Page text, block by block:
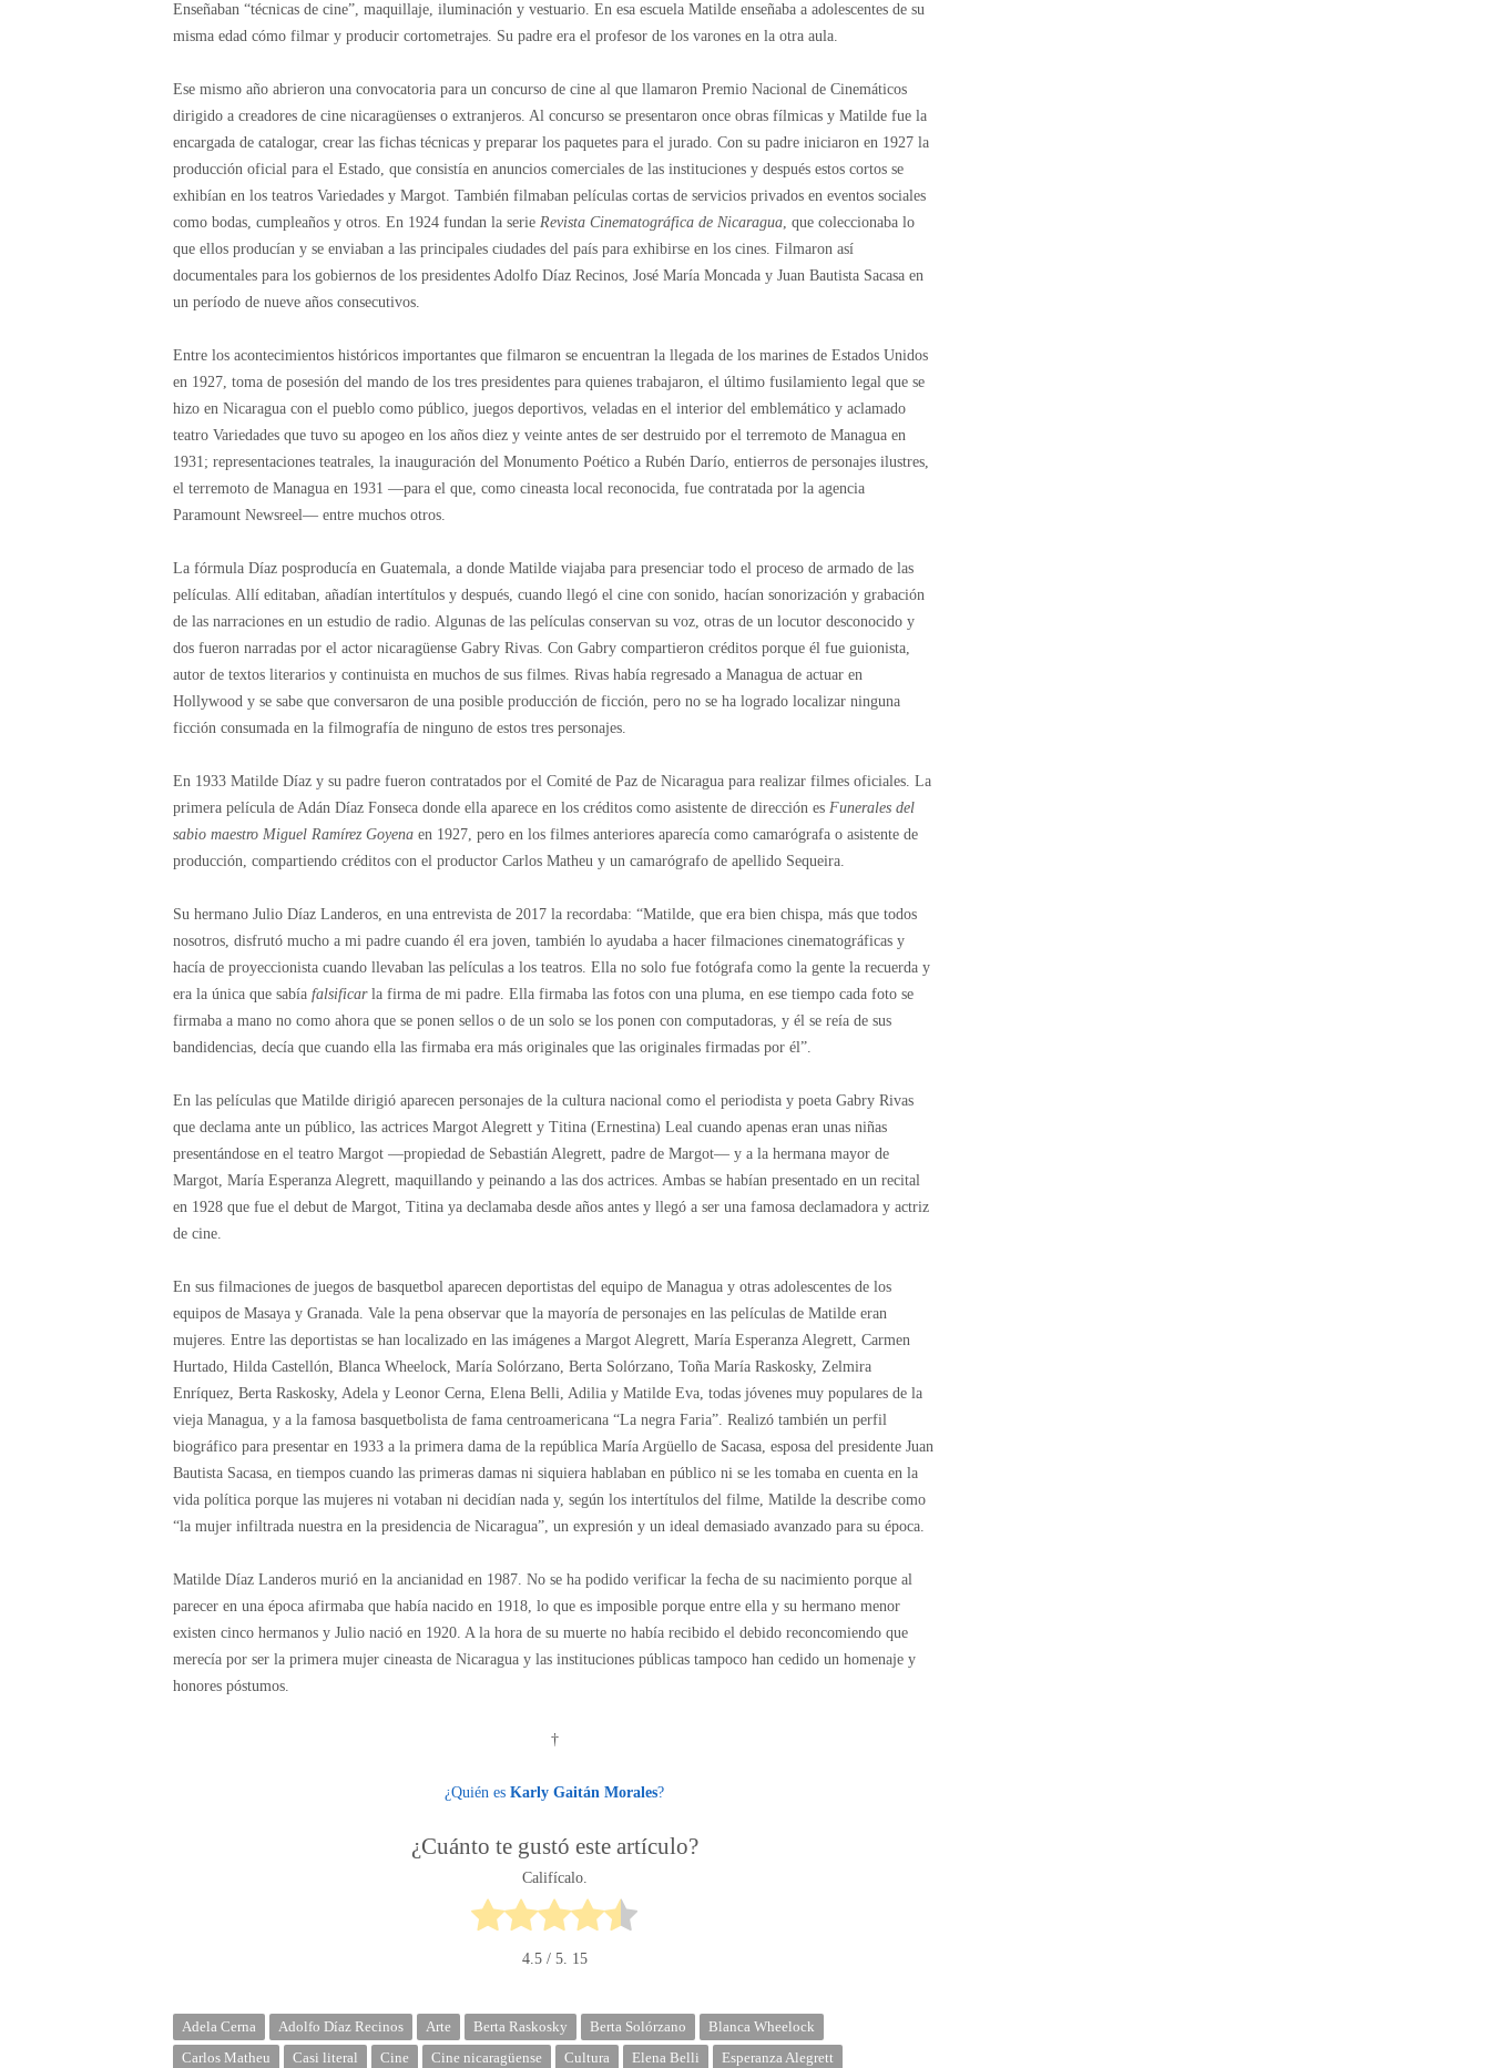
Enseñaban “técnicas de cine”, maquillaje, iluminación y vestuario. En esa escuela Matilde enseñaba a adolescentes de su
misma edad cómo filmar y producir cortometrajes. Su padre era el profesor de los varones en la otra aula.
Ese mismo año abrieron una convocatoria para un concurso de cine al que llamaron Premio Nacional de Cinemáticos
dirigido a creadores de cine nicaragüenses o extranjeros. Al concurso se presentaron once obras fílmicas y Matilde fue la
encargada de catalogar, crear las fichas técnicas y preparar los paquetes para el jurado. Con su padre iniciaron en 1927 la
producción oficial para el Estado, que consistía en anuncios comerciales de las instituciones y después estos cortos se
exhibían en los teatros Variedades y Margot. También filmaban películas cortas de servicios privados en eventos sociales
como bodas, cumpleaños y otros. En 1924 fundan la serie Revista Cinematográfica de Nicaragua, que coleccionaba lo
que ellos producían y se enviaban a las principales ciudades del país para exhibirse en los cines. Filmaron así
documentales para los gobiernos de los presidentes Adolfo Díaz Recinos, José María Moncada y Juan Bautista Sacasa en
un período de nueve años consecutivos.
Entre los acontecimientos históricos importantes que filmaron se encuentran la llegada de los marines de Estados Unidos
en 1927, toma de posesión del mando de los tres presidentes para quienes trabajaron, el último fusilamiento legal que se
hizo en Nicaragua con el pueblo como público, juegos deportivos, veladas en el interior del emblemático y aclamado
teatro Variedades que tuvo su apogeo en los años diez y veinte antes de ser destruido por el terremoto de Managua en
1931; representaciones teatrales, la inauguración del Monumento Poético a Rubén Darío, entierros de personajes ilustres,
el terremoto de Managua en 1931 —para el que, como cineasta local reconocida, fue contratada por la agencia
Paramount Newsreel— entre muchos otros.
La fórmula Díaz posproducía en Guatemala, a donde Matilde viajaba para presenciar todo el proceso de armado de las
películas. Allí editaban, añadían intertítulos y después, cuando llegó el cine con sonido, hacían sonorización y grabación
de las narraciones en un estudio de radio. Algunas de las películas conservan su voz, otras de un locutor desconocido y
dos fueron narradas por el actor nicaragüense Gabry Rivas. Con Gabry compartieron créditos porque él fue guionista,
autor de textos literarios y continuista en muchos de sus filmes. Rivas había regresado a Managua de actuar en
Hollywood y se sabe que conversaron de una posible producción de ficción, pero no se ha logrado localizar ninguna
ficción consumada en la filmografía de ninguno de estos tres personajes.
En 1933 Matilde Díaz y su padre fueron contratados por el Comité de Paz de Nicaragua para realizar filmes oficiales. La
primera película de Adán Díaz Fonseca donde ella aparece en los créditos como asistente de dirección es Funerales del
sabio maestro Miguel Ramírez Goyena en 1927, pero en los filmes anteriores aparecía como camarógrafa o asistente de
producción, compartiendo créditos con el productor Carlos Matheu y un camarógrafo de apellido Sequeira.
Su hermano Julio Díaz Landeros, en una entrevista de 2017 la recordaba: “Matilde, que era bien chispa, más que todos
nosotros, disfrutó mucho a mi padre cuando él era joven, también lo ayudaba a hacer filmaciones cinematográficas y
hacía de proyeccionista cuando llevaban las películas a los teatros. Ella no solo fue fotógrafa como la gente la recuerda y
era la única que sabía falsificarla firma de mi padre. Ella firmaba las fotos con una pluma, en ese tiempo cada foto se
firmaba a mano no como ahora que se ponen sellos o de un solo se los ponen con computadoras, y él se reía de sus
bandidencias, decía que cuando ella las firmaba era más originales que las originales firmadas por él”.
En las películas que Matilde dirigió aparecen personajes de la cultura nacional como el periodista y poeta Gabry Rivas
que declama ante un público, las actrices Margot Alegrett y Titina (Ernestina) Leal cuando apenas eran unas niñas
presentándose en el teatro Margot —propiedad de Sebastián Alegrett, padre de Margot— y a la hermana mayor de
Margot, María Esperanza Alegrett, maquillando y peinando a las dos actrices. Ambas se habían presentado en un recital
en 1928 que fue el debut de Margot, Titina ya declamaba desde años antes y llegó a ser una famosa declamadora y actriz
de cine.
En sus filmaciones de juegos de basquetbol aparecen deportistas del equipo de Managua y otras adolescentes de los
equipos de Masaya y Granada. Vale la pena observar que la mayoría de personajes en las películas de Matilde eran
mujeres. Entre las deportistas se han localizado en las imágenes a Margot Alegrett, María Esperanza Alegrett, Carmen
Hurtado, Hilda Castellón, Blanca Wheelock, María Solórzano, Berta Solórzano, Toña María Raskosky, Zelmira
Enríquez, Berta Raskosky, Adela y Leonor Cerna, Elena Belli, Adilia y Matilde Eva, todas jóvenes muy populares de la
vieja Managua, y a la famosa basquetbolista de fama centroamericana “La negra Faria”. Realizó también un perfil
biográfico para presentar en 1933 a la primera dama de la república María Argüello de Sacasa, esposa del presidente Juan
Bautista Sacasa, en tiempos cuando las primeras damas ni siquiera hablaban en público ni se les tomaba en cuenta en la
vida política porque las mujeres ni votaban ni decidían nada y, según los intertítulos del filme, Matilde la describe como
“la mujer infiltrada nuestra en la presidencia de Nicaragua”, un expresión y un ideal demasiado avanzado para su época.
Matilde Díaz Landeros murió en la ancianidad en 1987. No se ha podido verificar la fecha de su nacimiento porque al
parecer en una época afirmaba que había nacido en 1918, lo que es imposible porque entre ella y su hermano menor
existen cinco hermanos y Julio nació en 1920. A la hora de su muerte no había recibido el debido reconcomiendo que
merecía por ser la primera mujer cineasta de Nicaragua y las instituciones públicas tampoco han cedido un homenaje y
honores póstumos.
†
¿Quién esKarly Gaitán Morales?
¿Cuánto te gustó este artículo?
Califícalo.
4.5/ 5. 15
Adela Cerna Adolfo Díaz Recinos Arte Berta Raskosky Berta Solórzano
Blanca Wheelock
Carlos Matheu
Casi literal Cine Cine nicaragüense Cultura Elena Belli Esperanza Alegrett